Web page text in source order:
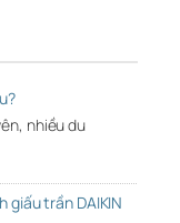
nhiều du
giấu trần DAIKIN